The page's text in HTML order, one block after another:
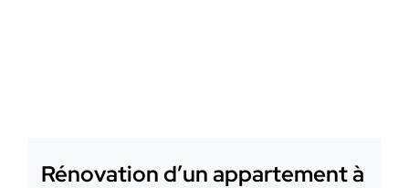
Rénovation d’un appartement à